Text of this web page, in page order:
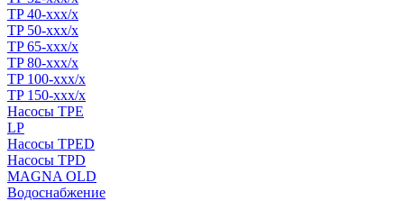
TP 40-xxx/x
TP 50-xxx/x
TP 65-xxx/x
TP 80-xxx/x
TP 100-xxx/x
TP 150-xxx/x
Насосы TPE
LP
Насосы TPED
Насосы TPD
MAGNA OLD
Водоснабжение